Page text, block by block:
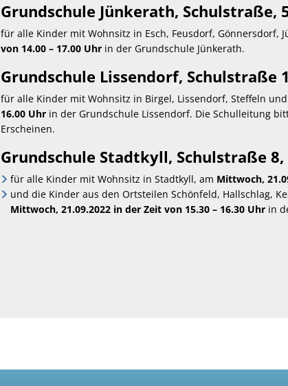
Grundschule Jünkerath, Schulstraße,
für alle Kinder mit Wohnsitz in Esch, Feusdorf, Gönnersdorf,
von 14.00 – 17.00 Uhr in der Grundschule Jünkerath.
Grundschule Lissendorf, Schulstraße
für alle Kinder mit Wohnsitz in Birgel, Lissendorf, Steffeln
16.00 Uhr in der Grundschule Lissendorf. Die Schulleitung
Erscheinen.
Grundschule Stadtkyll, Schulstraße
für alle Kinder mit Wohnsitz in Stadtkyll, am Mittwoch,
und die Kinder aus den Ortsteilen Schönfeld, Hallschlag,
Mittwoch, 21.09.2022 in der Zeit von 15.30 – 16.30 Uhr in